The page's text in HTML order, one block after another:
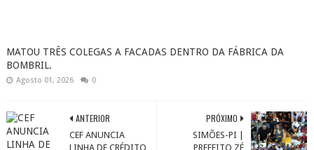
MATOU TRÊS COLEGAS A FACADAS DENTRO DA FÁBRICA DA
BOMBRIL.
Agosto 01, 2026 0
PRÓXIMO
SIMÕES-PI |
PREFEITO ZÉ
ANTERIOR
CEF ANUNCIA
LINHA DE CRÉDITO